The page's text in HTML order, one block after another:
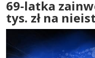
69-latka
tys. zł na